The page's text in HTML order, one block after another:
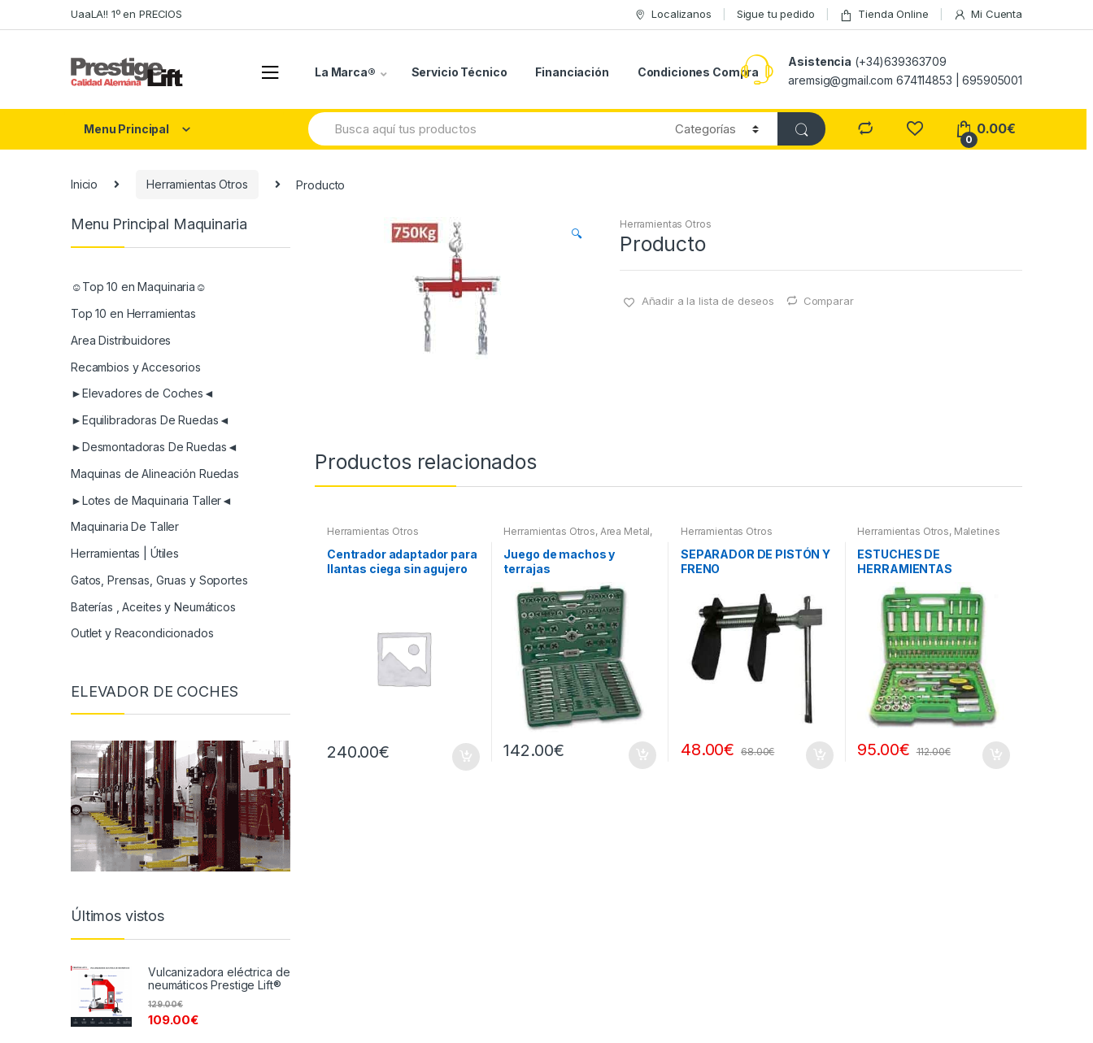
to
to
UaaLA!! 1º en PRECIOS Localizanos Sigue tu pedido Tienda Online Mi Cuenta
La Marca® Servicio Técnico Financiación Condiciones Compra
Asistencia (+34)639363709
aremsig@gmail.com 674114853 | 695905001
Menu Principal
Search
for:
0
0.00€
Inicio Herramientas Otros Producto
🔍
Herramientas Otros
Producto
Añadir a la lista de deseos Comparar
Productos relacionados
Herramientas Otros
Centrador adaptador para
llantas ciega sin agujero
240.00€
Herramientas Otros, Area Metal,
Maletines Herramientas,
Extractores, Compresímetros,
otros
Juego de machos y
terrajas
142.00€
Herramientas Otros
SEPARADOR DE PISTÓN Y
FRENO
48.00€ 68.00€
Herramientas Otros, Maletines
Compresímetros, otros
ESTUCHES DE
HERRAMIENTAS
95.00€ 112.00€
Menu Principal Maquinaria
☺Top 10 en Maquinaria☺
Top 10 en Herramientas
Area Distribuidores
Recambios y Accesorios
►Elevadores de Coches◄
►Equilibradoras De Ruedas◄
►Desmontadoras De Ruedas◄
Maquinas de Alineación Ruedas
►Lotes de Maquinaria Taller◄
Maquinaria De Taller
Herramientas | Útiles
Gatos, Prensas, Gruas y Soportes
Baterías , Aceites y Neumáticos
Outlet y Reacondicionados
ELEVADOR DE COCHES
Últimos vistos
Vulcanizadora eléctrica de
neumáticos Prestige Lift®
109.00€
129.00€